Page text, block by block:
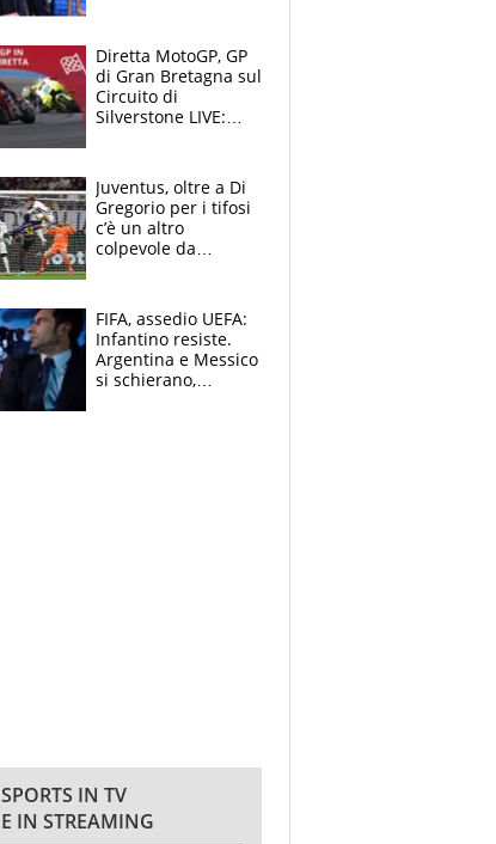
Diretta MotoGP, GP
di Gran Bretagna sul
Circuito di
Silverstone LIVE:
Ducati in affanno
Juventus, oltre a Di
Gregorio per i tifosi
c’è un altro
colpevole da
FIFA, assedio UEFA:
Infantino resiste.
Argentina e Messico
si schierano,
SPORTS IN TV
E IN STREAMING